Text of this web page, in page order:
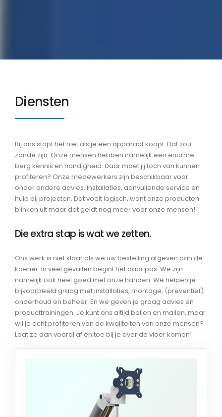
Diensten
Bij ons stopt het niet als je een apparaat koopt. Dat zou
zonde zijn. Onze mensen hebben namelijk een enorme
berg kennis en handigheid. Daar moet jij toch van kunnen
profiteren? Onze medewerkers zijn beschikbaar voor
onder andere advies, installaties, aanvullende service en
hulp bij projecten. Dat voelt logisch, want onze producten
blinken uit maar dat geldt nog meer voor onze mensen!
Die extra stap is wat we zetten.
Ons werk is niet klaar als we uw bestelling afgeven aan de
koerier. In veel gevallen begint het daar pas. We zijn
namelijk ook heel goed met onze handen. We helpen je
bijvoorbeeld graag met installaties, montage, (preventief)
onderhoud en beheer. En we geven je graag advies en
producttrainingen. Je kunt ons altijd bellen en mailen, maar
wil je echt profiteren van de kwaliteiten van onze mensen?
Laat ze dan vooral af en toe bij je over de vloer komen!